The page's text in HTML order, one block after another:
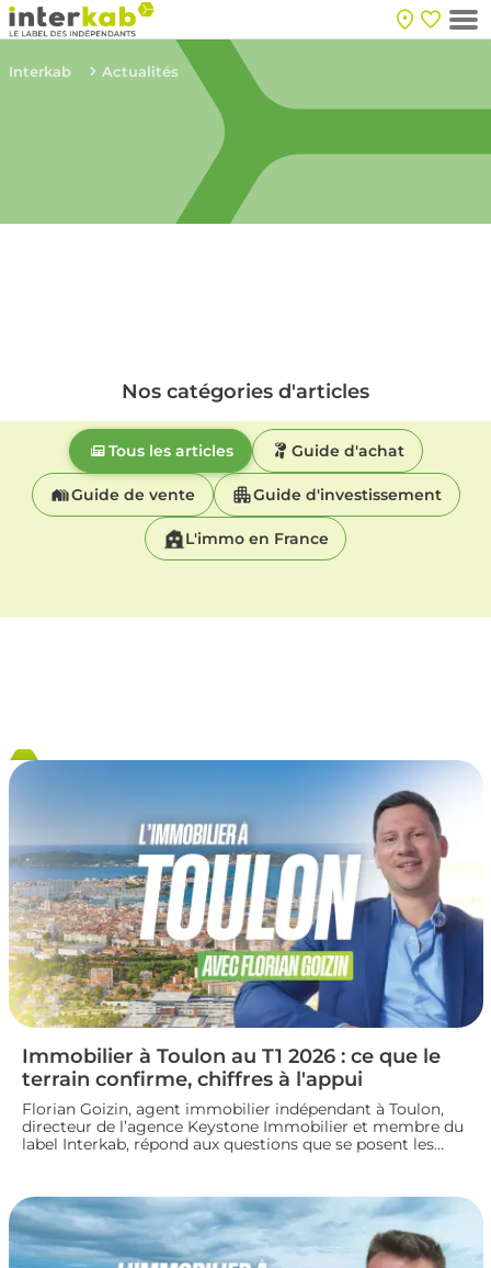
Interkab Actualités
Nos catégories d'articles
Tous les articles Guide d'achat
Guide de vente Guide d'investissement
L'immo en France
Immobilier à Toulon au T1 2026 : ce que le
terrain confirme, chiffres à l'appui
Florian Goizin, agent immobilier indépendant à Toulon,
directeur de l’agence Keystone Immobilier et membre du
label Interkab, répond aux questions que se posent les
révèle chaque jour.